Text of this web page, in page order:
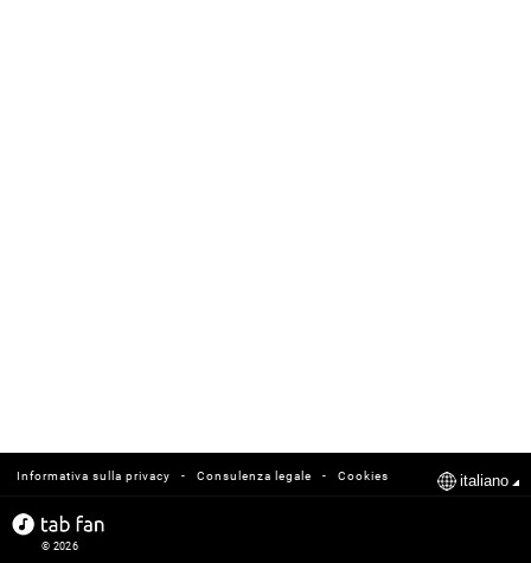
Cookies
-
Consulenza legale
-
Informativa sulla privacy italiano
© 2026